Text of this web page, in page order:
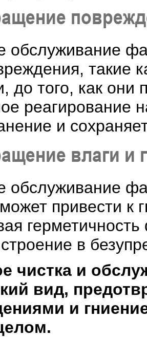
обслуживание
такие
до того, как
реагирование
и
влаги и
обслуживание
привести
в
чистка и
вид,
и